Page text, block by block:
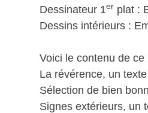
Dessinateur 1er plat :
Dessins intérieurs :
Voici le contenu de
La révérence, un
Sélection de bien
Signes extérieurs, un